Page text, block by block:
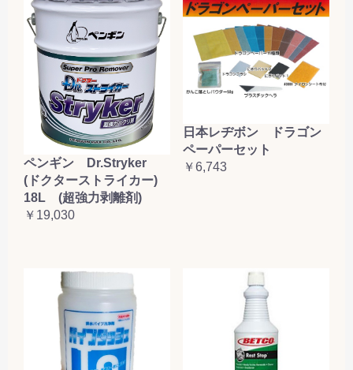
ペンギン Dr.Stryker
(ドクターストライカー)
18L (超強力剥離剤)
￥19,030
日本レヂボン ドラゴン
ペーパーセット
￥6,743